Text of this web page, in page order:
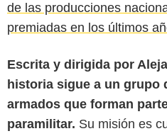
de las producciones
premiadas en los últimos
Escrita y dirigida por
historia sigue a un grupo
armados que forman
paramilitar. Su misión es